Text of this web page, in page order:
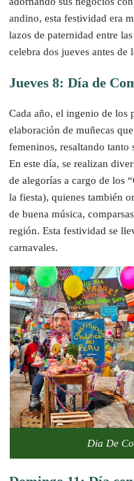
andino, esta festividad era
lazos de paternidad entre
celebra dos jueves antes de
Jueves 8: Día de
Cada año, el ingenio de los
elaboración de muñecas
femeninos, resaltando tanto
En este día, se realizan
de alegorías a cargo de los
la fiesta), quienes también
de buena música,
región. Esta festividad se
carnavales.
Dia De